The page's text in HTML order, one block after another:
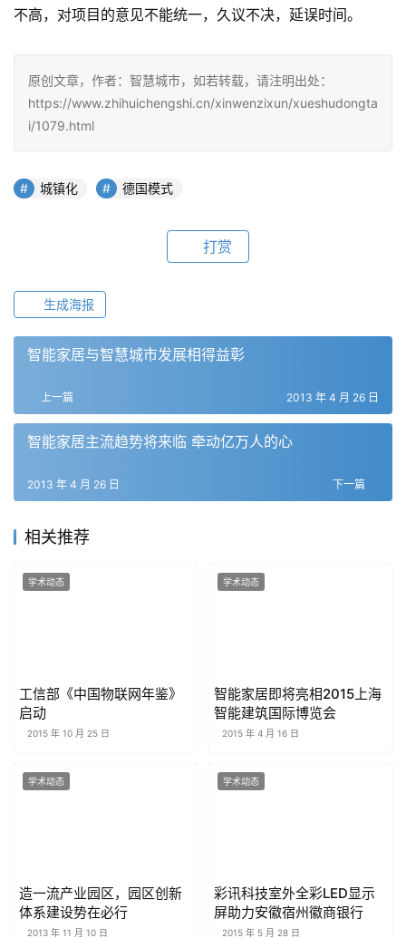
不高，对项目的意见不能统一，久议不决，延误时间。
原创文章，作者：智慧城市，如若转载，请注明出处：
https://www.zhihuichengshi.cn/xinwenzixun/xueshudongta
i/1079.html
城镇化 德国模式
打赏
生成海报
智能家居与智慧城市发展相得益彰
上一篇 2013 年 4 月 26 日
智能家居主流趋势将来临 牵动亿万人的心
下一篇
2013 年 4 月 26 日
相关推荐
学术动态
工信部《中国物联网年鉴》
启动
2015 年 10 月 25 日
学术动态
智能家居即将亮相2015上海
智能建筑国际博览会
2015 年 4 月 16 日
学术动态
造一流产业园区，园区创新
体系建设势在必行
2013 年 11 月 10 日
学术动态
彩讯科技室外全彩LED显示
屏助力安徽宿州徽商银行
2015 年 5 月 28 日